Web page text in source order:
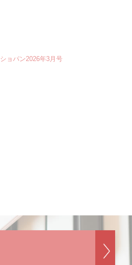
ショパン2026年3月号